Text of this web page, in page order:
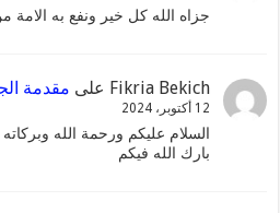
جزاه الله كل خير ونفع به
Fikria Bekichعلى مقدمة
12 أكتوبر، 2024
بارك الله فيكم